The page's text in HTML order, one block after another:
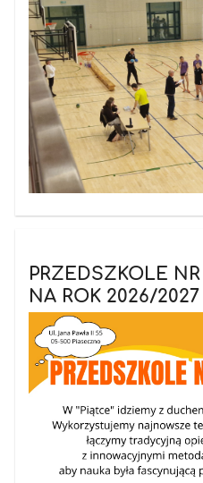
PRZEDSZKOLE
NA ROK 2026/2027